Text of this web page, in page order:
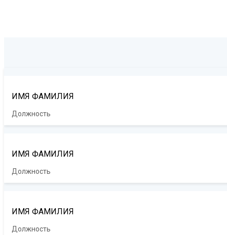
ИМЯ ФАМИЛИЯ
Должность
ИМЯ ФАМИЛИЯ
Должность
ИМЯ ФАМИЛИЯ
Должность